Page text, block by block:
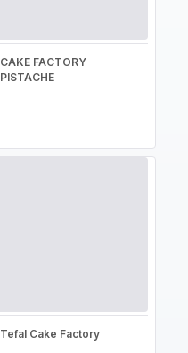
CAKE FACTORY
PISTACHE
Tefal Cake Factory